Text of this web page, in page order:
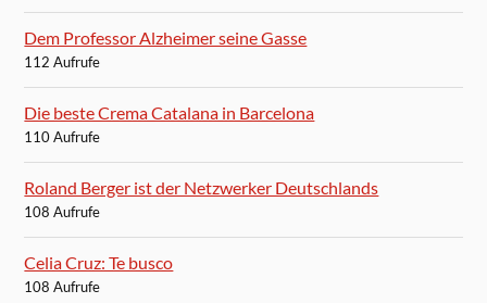
Dem Professor Alzheimer seine Gasse
112 Aufrufe
Die beste Crema Catalana in Barcelona
110 Aufrufe
Roland Berger ist der Netzwerker Deutschlands
108 Aufrufe
Celia Cruz: Te busco
108 Aufrufe